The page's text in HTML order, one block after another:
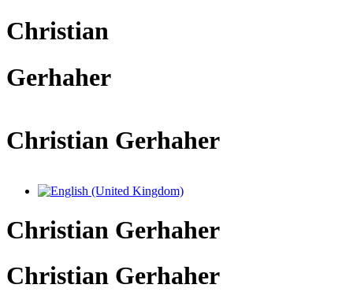
Christian
Gerhaher
Christian Gerhaher
Sprache auswählen
Christian Gerhaher
Christian Gerhaher